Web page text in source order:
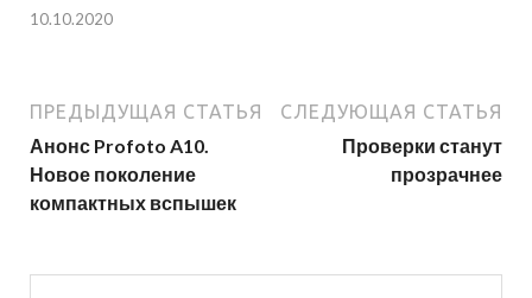
10.10.2020
ПРЕДЫДУЩАЯ СТАТЬЯ
Анонс Profoto A10.
Новое поколение
компактных вспышек
СЛЕДУЮЩАЯ СТАТЬЯ
Проверки станут
прозрачнее